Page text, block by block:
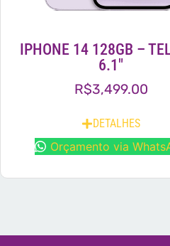
IPHONE 14 128GB –
6.1″
R$3,499.00
DETALHES
Orçamento via